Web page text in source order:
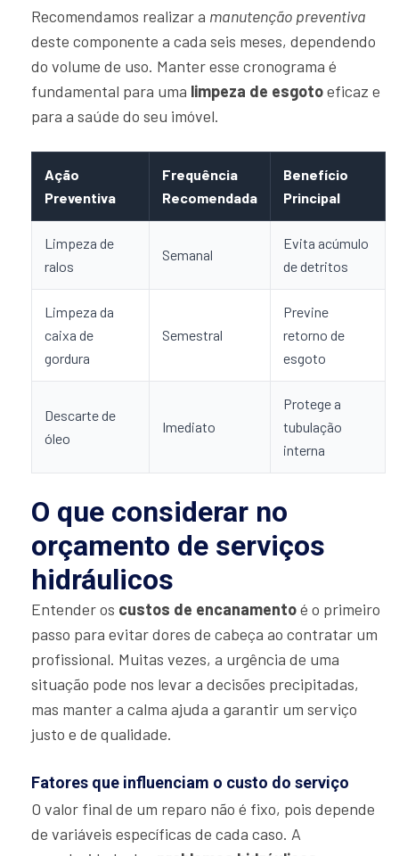
Recomendamos realizar a manutenção preventiva
deste componente a cada seis meses, dependendo
do volume de uso. Manter esse cronograma é
fundamental para uma limpeza de esgotoeficaz e
para a saúde do seu imóvel.
Ação
Preventiva
Frequência
Recomendada
Benefício
Principal
Limpeza de
ralos
Semanal
Evita acúmulo
de detritos
Limpeza da
caixa de
gordura
Semestral
Previne
retorno de
esgoto
Descarte de
óleo
Imediato
Protege a
tubulação
interna
O que considerar no
orçamento de serviços
hidráulicos
Entender os custos de encanamentoé o primeiro
passo para evitar dores de cabeça ao contratar um
profissional. Muitas vezes, a urgência de uma
situação pode nos levar a decisões precipitadas,
mas manter a calma ajuda a garantir um serviço
justo e de qualidade.
Fatores que influenciam o custo do serviço
O valor final de um reparo não é fixo, pois depende
de variáveis específicas de cada caso. A